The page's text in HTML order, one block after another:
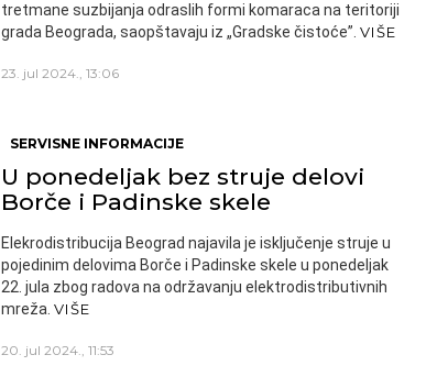
tretmane suzbijanja odraslih formi komaraca na teritoriji
grada Beograda, saopštavaju iz „Gradske čistoće”. VIŠE
23. jul 2024., 13:06
SERVISNE INFORMACIJE
U ponedeljak bez struje delovi
Borče i Padinske skele
Elekrodistribucija Beograd najavila je isključenje struje u
pojedinim delovima Borče i Padinske skele u ponedeljak
22. jula zbog radova na održavanju elektrodistributivnih
mreža. VIŠE
20. jul 2024., 11:53